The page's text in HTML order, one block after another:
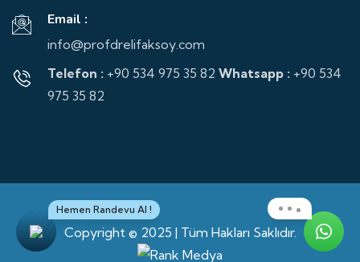
Email :
info@profdrelifaksoy.com
Telefon : +90 534 975 35 82 Whatsapp : +90 534
975 35 82
Copyright © 2025 | Tüm Hakları Saklıdır.
Hemen Randevu Al !